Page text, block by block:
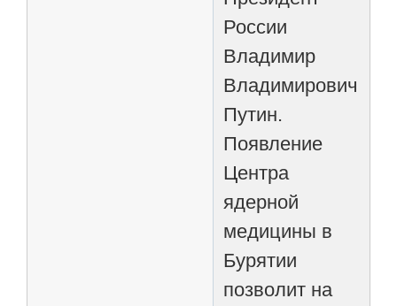
России
Владимир
Владимирович
Путин.
Появление
Центра
ядерной
медицины в
Бурятии
позволит на